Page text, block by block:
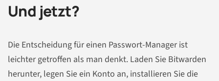
Und jetzt?
Die Entscheidung für einen Passwort-Manager ist
leichter getroffen als man denkt. Laden Sie Bitwarden
herunter, legen Sie ein Konto an, installieren Sie die